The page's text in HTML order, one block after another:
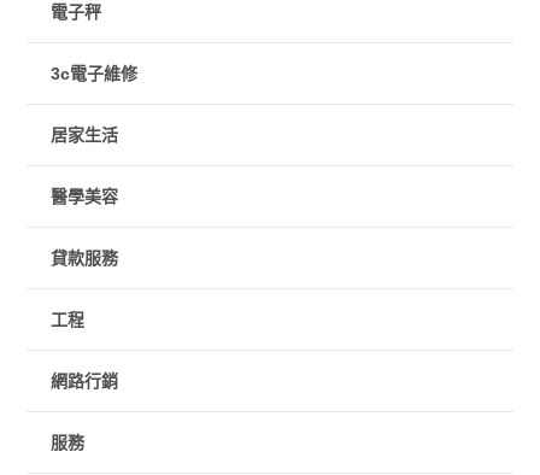
電子秤
3c電子維修
居家生活
醫學美容
貸款服務
工程
網路行銷
服務